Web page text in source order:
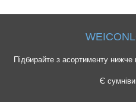
Підбирайте з асортименту нижче
Є